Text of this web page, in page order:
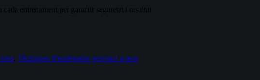
entrenament per garantir seguretat i resultat
Tècniques d’entrenador personal a reus